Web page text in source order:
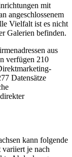
mit
angeschlossenem
Vielfalt ist es nicht
Galerien befinden.
aus
verfügen 210
Datensätze
kann folgende
variiert je nach